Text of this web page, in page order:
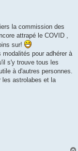
la commission des
attrapé le COVID ,
sur!
pour adhérer à
s'y trouve tous les
à d'autres personnes.
les astrolabes et la